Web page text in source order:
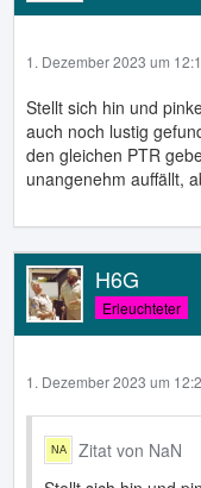
1. Dezember 2023 um
Stellt sich hin und
auch noch lustig
den gleichen PTR
unangenehm auffällt,
H6G
Erleuchteter
1. Dezember 2023 um
Zitat von NaN